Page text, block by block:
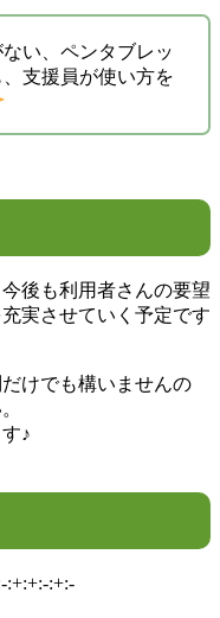
い、ペンタブレッ
支援員が使い方を
後も利用者さんの要望
実させていく予定です
けでも構いませんの
♪
:+:+:-:+:-